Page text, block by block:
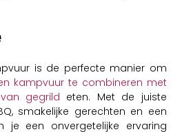
is de perfecte manier om
kampvuur te combineren met
gegrild eten. Met de juiste
smakelijke gerechten en een
je een onvergetelijke ervaring